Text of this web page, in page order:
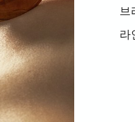
브
라